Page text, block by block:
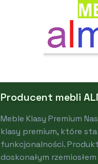
Producent mebli
Meble Klasy Premium
klasy premium, które
funkcjonalności.
doskonałym